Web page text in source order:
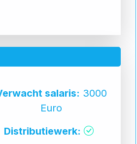
salaris: 3000
Euro
Distributiewerk: